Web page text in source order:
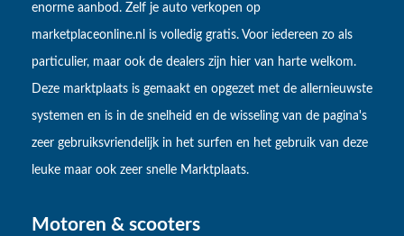
enorme aanbod. Zelf je auto verkopen op
marketplaceonline.nl is volledig gratis. Voor iedereen zo als
particulier, maar ook de dealers zijn hier van harte welkom.
Deze marktplaats is gemaakt en opgezet met de allernieuwste
systemen en is in de snelheid en de wisseling van de pagina's
zeer gebruiksvriendelijk in het surfen en het gebruik van deze
leuke maar ook zeer snelle Marktplaats.
Motoren & scooters